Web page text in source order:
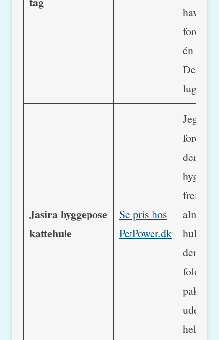
have
én med
Det
lugter
Jasira hyggepose
kattehule
Se pris hos
PetPower.dk
Jeg
den her
frem for
huler,
den kan
foldes
pakkes
uden at
hele